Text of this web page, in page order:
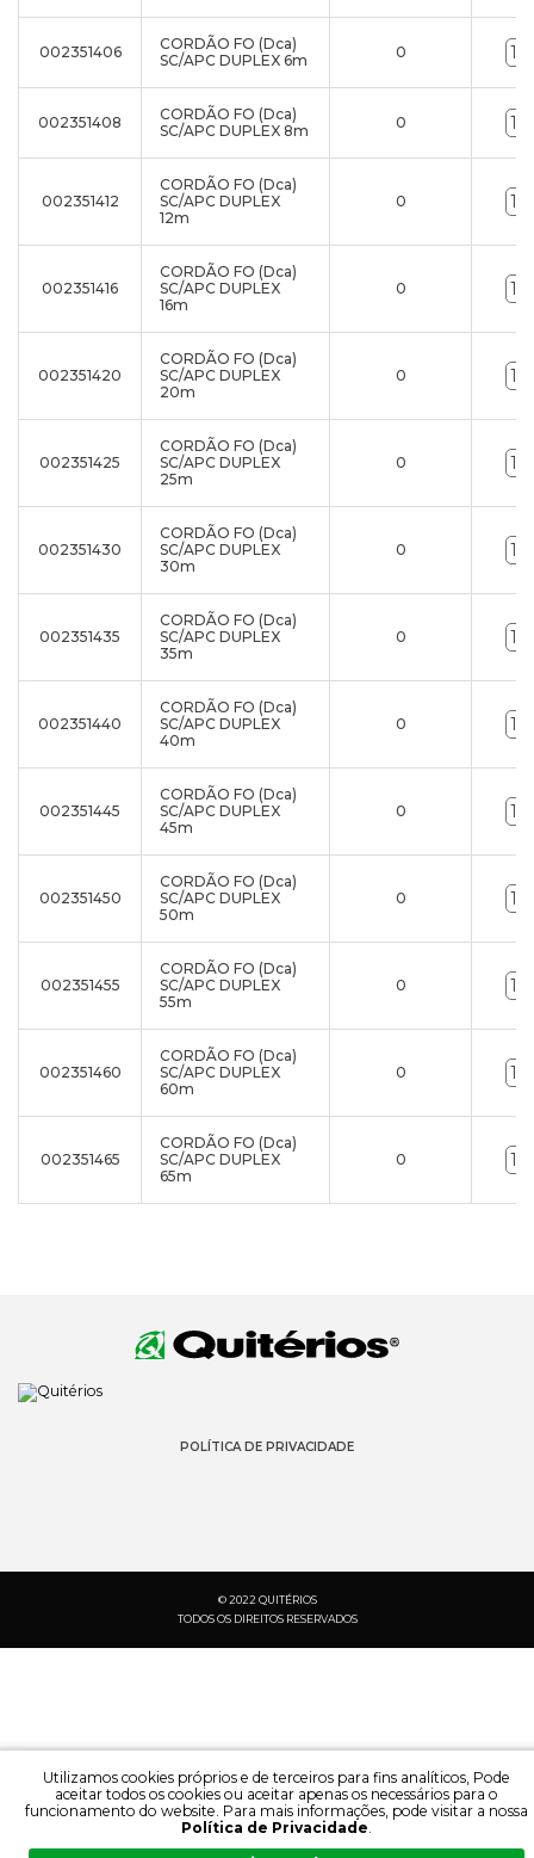
002351406
CORDÃO FO (Dca)
SC/APC DUPLEX 6m
0
002351408
CORDÃO FO (Dca)
SC/APC DUPLEX 8m
0
002351412
CORDÃO FO (Dca)
SC/APC DUPLEX
12m
0
002351416
CORDÃO FO (Dca)
SC/APC DUPLEX
16m
0
002351420
CORDÃO FO (Dca)
SC/APC DUPLEX
20m
0
002351425
CORDÃO FO (Dca)
SC/APC DUPLEX
25m
0
002351430
CORDÃO FO (Dca)
SC/APC DUPLEX
30m
0
002351435
CORDÃO FO (Dca)
SC/APC DUPLEX
35m
0
002351440
CORDÃO FO (Dca)
SC/APC DUPLEX
40m
0
002351445
CORDÃO FO (Dca)
SC/APC DUPLEX
45m
0
002351450
CORDÃO FO (Dca)
SC/APC DUPLEX
50m
0
002351455
CORDÃO FO (Dca)
SC/APC DUPLEX
55m
0
002351460
CORDÃO FO (Dca)
SC/APC DUPLEX
60m
0
002351465
CORDÃO FO (Dca)
SC/APC DUPLEX
65m
0
POLÍTICA DE PRIVACIDADE
© 2022 QUITÉRIOS
TODOS OS DIREITOS RESERVADOS
PESQUISA:
IDIOMA:
Utilizamos cookies próprios e de terceiros para fins analíticos, Pode
aceitar todos os cookies ou aceitar apenas os necessários para o
funcionamento do website. Para mais informações, pode visitar a nossa
Política de Privacidade.